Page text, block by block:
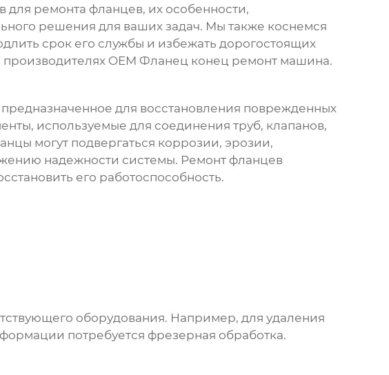
для ремонта фланцев, их особенности,
решения для ваших задач. Мы также коснемся
срок его службы и избежать дорогостоящих
OEM Фланец конец ремонт машина.
для восстановления поврежденных
используемые для соединения труб, клапанов,
могут подвергаться коррозии, эрозии,
надежности системы. Ремонт фланцев
его работоспособность.
оборудования. Например, для удаления
потребуется фрезерная обработка.